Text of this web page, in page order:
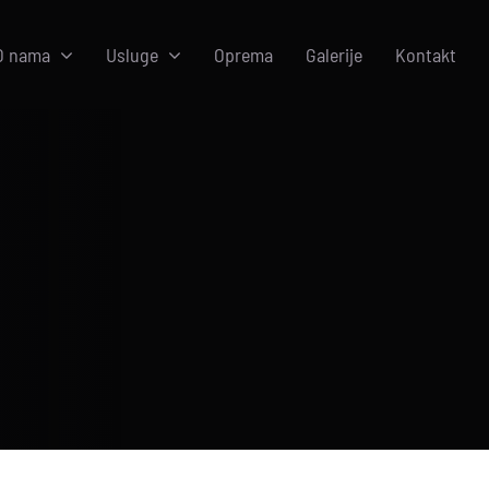
nama Usluge Oprema Galerije Kontakt